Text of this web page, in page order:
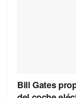
Bill Gates